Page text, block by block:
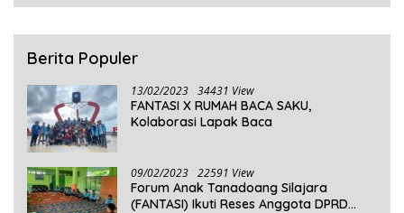
Berita Populer
13/02/2023 34431 View
FANTASI X RUMAH BACA SAKU,
Kolaborasi Lapak Baca
09/02/2023 22591 View
Forum Anak Tanadoang Silajara
(FANTASI) Ikuti Reses Anggota DPRD